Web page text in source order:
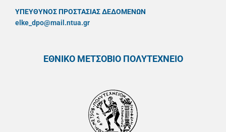
ΥΠΕΥΘYΝΟΣ ΠΡΟΣΤΑΣΙΑΣ ΔΕΔΟΜΕΝΩΝ
elke_dpo@mail.ntua.gr
ΕΘΝΙΚΟ ΜΕΤΣΟΒΙΟ ΠΟΛΥΤΕΧΝΕΙΟ